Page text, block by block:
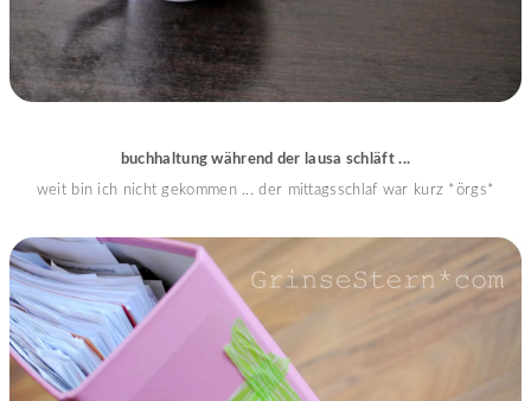
buchhaltung während der lausa schläft ...
weit bin ich nicht gekommen ... der mittagsschlaf war kurz *örgs*